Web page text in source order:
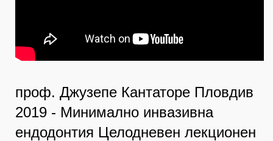
проф. Джузепе Кантаторе Пловдив
2019 - Минимално инвазивна
ендодонтия Целодневен лекционен